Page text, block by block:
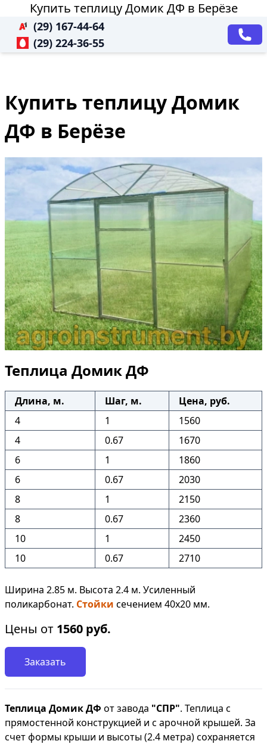
Купить теплицу Домик ДФ в Берёзе
(29) 167-44-64
(29) 224-36-55
Купить теплицу Домик
ДФ в Берёзе
Теплица Домик ДФ
Длина, м. Шаг, м.
Цена, руб.
4
1
1560
4
0.67
1670
6
1
1860
6
0.67
2030
8
1
2150
8
0.67
2360
10
1
2450
10
0.67 2710
Ширина 2.85 м. Высота 2.4 м. Усиленный
поликарбонат. Стойки сечением 40х20 мм.
Цены от 1560 руб.
Заказать
Теплица Домик ДФ от завода "СПР". Теплица с
прямостенной конструкцией и с арочной крышей. За
счет формы крыши и высоты (2.4 метра) сохраняется